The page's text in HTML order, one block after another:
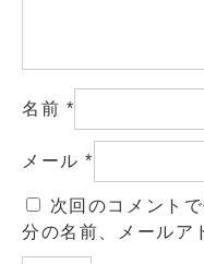
名前 *
メール*
次回のコメント
分の名前、メールア